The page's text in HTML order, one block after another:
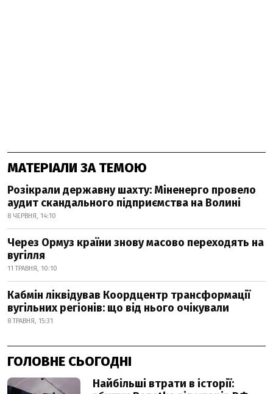
МАТЕРІАЛИ ЗА ТЕМОЮ
Розікрали державну шахту: Міненерго провело
аудит скандального підприємства на Волині
8 ЧЕРВНЯ, 14:10
Через Ормуз країни знову масово переходять на
вугілля
11 ТРАВНЯ, 10:10
Кабмін ліквідував Коордцентр трансформації
вугільних регіонів: що від нього очікували
8 ТРАВНЯ, 15:31
ГОЛОВНЕ СЬОГОДНІ
Найбільші втрати в історії: